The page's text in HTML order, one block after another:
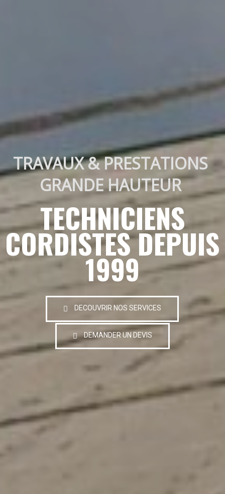
TRAVAUX & PRESTATIONS
GRANDE HAUTEUR
TECHNICIENS
CORDISTES DEPUIS
1999
DECOUVRIR NOS SERVICES
DEMANDER UN DEVIS